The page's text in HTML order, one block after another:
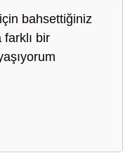
bahsettiğiniz
bir